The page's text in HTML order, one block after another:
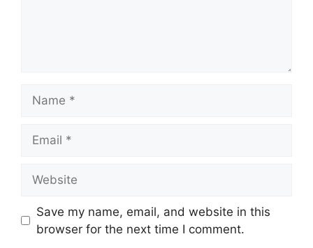
Save my name, email, and website in this
browser for the next time I comment.